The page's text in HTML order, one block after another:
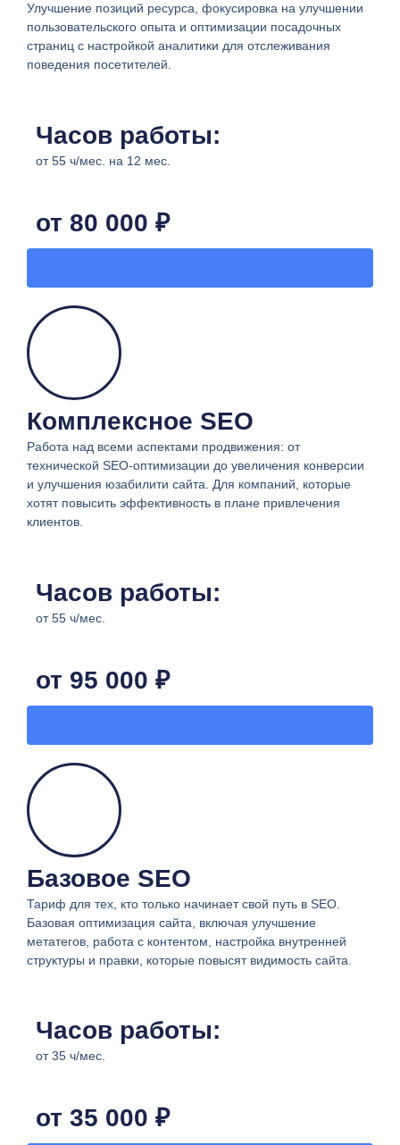
Улучшение позиций ресурса, фокусировка на улучшении
пользовательского опыта и оптимизации посадочных
страниц с настройкой аналитики для отслеживания
поведения посетителей.
Часов работы:
от 55 ч/мес. на 12 мес.
от 80 000 ₽
Комплексное SEO
Работа над всеми аспектами продвижения: от
технической SEO-оптимизации до увеличения конверсии
и улучшения юзабилити сайта. Для компаний, которые
хотят повысить эффективность в плане привлечения
клиентов.
Часов работы:
от 55 ч/мес.​
от 95 000 ₽
Базовое SEO
Тариф для тех, кто только начинает свой путь в SEO.
Базовая оптимизация сайта, включая улучшение
метатегов, работа с контентом, настройка внутренней
структуры и правки, которые повысят видимость сайта.
Часов работы:
от 35 ч/мес.
от 35 000 ₽